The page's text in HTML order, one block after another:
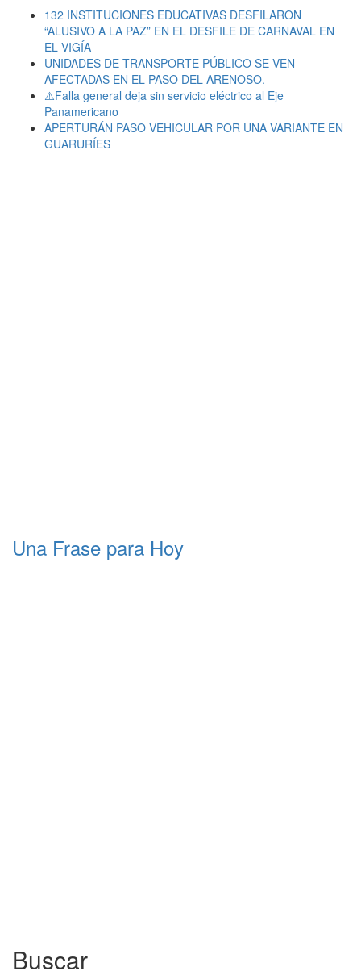
132 INSTITUCIONES EDUCATIVAS DESFILARON
“ALUSIVO A LA PAZ” EN EL DESFILE DE CARNAVAL EN
EL VIGÍA
UNIDADES DE TRANSPORTE PÚBLICO SE VEN
AFECTADAS EN EL PASO DEL ARENOSO.
⚠️Falla general deja sin servicio eléctrico al Eje
Panamericano
APERTURÁN PASO VEHICULAR POR UNA VARIANTE EN
GUARURÍES
Una Frase para Hoy
Buscar